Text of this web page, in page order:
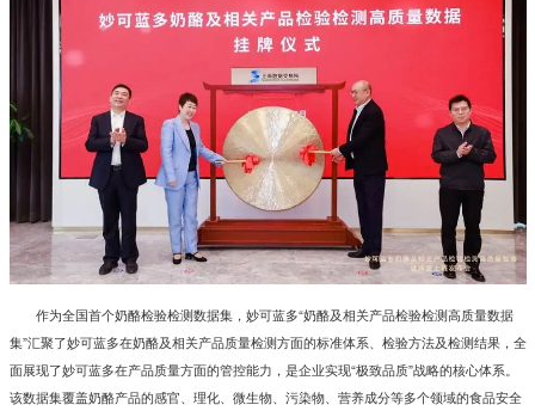
作为全国首个奶酪检验检测数据集，妙可蓝多“奶酪及相关产品检验检测高质量数据
集”汇聚了妙可蓝多在奶酪及相关产品质量检测方面的标准体系、检验方法及检测结果，全
面展现了妙可蓝多在产品质量方面的管控能力，是企业实现“极致品质”战略的核心体系。
该数据集覆盖奶酪产品的感官、理化、微生物、污染物、营养成分等多个领域的食品安全